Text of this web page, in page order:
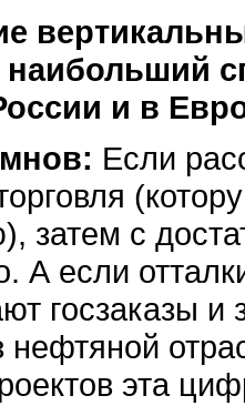
и в
Если
затем с
А если
госзаказы и
эта